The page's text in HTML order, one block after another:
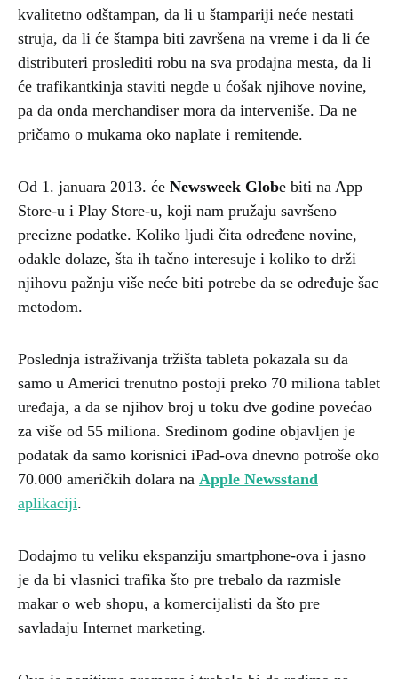
kvalitetno odštampan, da li u štampariji neće nestati
struja, da li će štampa biti završena na vreme i da li će
distributeri proslediti robu na sva prodajna mesta, da li
će trafikantkinja staviti negde u ćošak njihove novine,
pa da onda merchandiser mora da interveniše. Da ne
pričamo o mukama oko naplate i remitende.
Od 1. januara 2013. će Newsweek Globe biti na App
Store-u i Play Store-u, koji nam pružaju savršeno
precizne podatke. Koliko ljudi čita određene novine,
odakle dolaze, šta ih tačno interesuje i koliko to drži
njihovu pažnju više neće biti potrebe da se određuje šac
metodom.
Poslednja istraživanja tržišta tableta pokazala su da
samo u Americi trenutno postoji preko 70 miliona tablet
uređaja, a da se njihov broj u toku dve godine povećao
za više od 55 miliona. Sredinom godine objavljen je
podatak da samo korisnici iPad-ova dnevno potroše oko
70.000 američkih dolara na Apple Newsstand
aplikaciji.
Dodajmo tu veliku ekspanziju smartphone-ova i jasno
je da bi vlasnici trafika što pre trebalo da razmisle
makar o web shopu, a komercijalisti da što pre
savladaju Internet marketing.